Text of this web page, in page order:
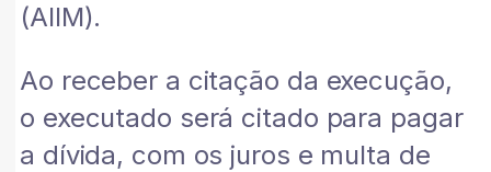
(AIIM).
Ao receber a citação da execução,
o executado será citado para pagar
a dívida, com os juros e multa de